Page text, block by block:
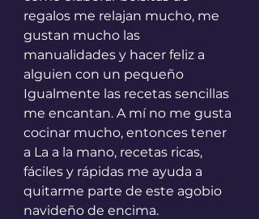
regalos me relajan mucho, me
gustan mucho las
manualidades y hacer feliz a
alguien con un pequeño
Igualmente las recetas sencillas
me encantan. A mí no me gusta
cocinar mucho, entonces tener
a La a la mano, recetas ricas,
fáciles y rápidas me ayuda a
quitarme parte de este agobio
navideño de encima.